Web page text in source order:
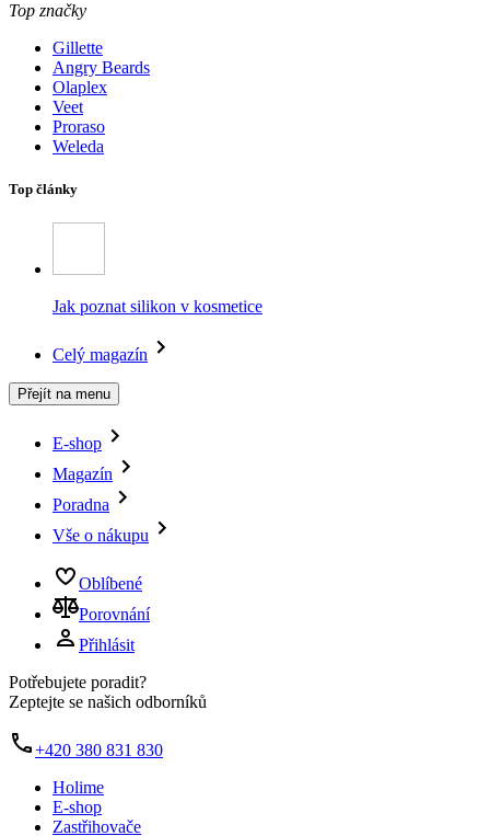
Top značky
Gillette
Angry Beards
Olaplex
Veet
Proraso
Weleda
Top články
Jak poznat silikon v kosmetice
Celý magazín
Přejít na menu
E-shop
Magazín
Poradna
Vše o nákupu
Oblíbené
Porovnání
Přihlásit
Potřebujete poradit?
Zeptejte se našich odborníků
+420 380 831 830
Holime
E-shop
Zastřihovače